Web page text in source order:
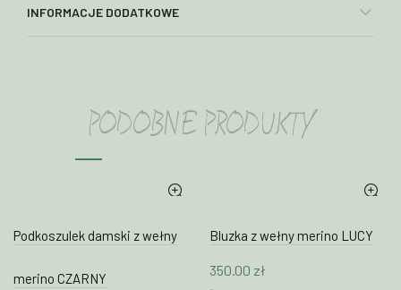
INFORMACJE DODATKOWE
PODOBNE PRODUKTY
Podkoszulek damski z wełny
merino CZARNY
Bluzka z wełny merino LUCY
350.00 zł